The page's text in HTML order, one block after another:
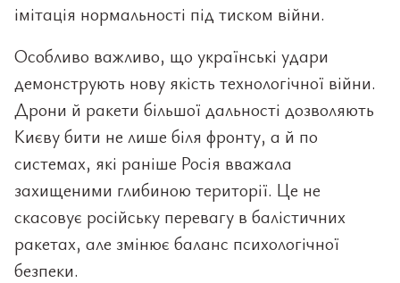
імітація нормальності під тиском війни.
Особливо важливо, що українські удари
демонструють нову якість технологічної війни.
Дрони й ракети більшої дальності дозволяють
Києву бити не лише біля фронту, а й по
системах, які раніше Росія вважала
захищеними глибиною території. Це не
скасовує російську перевагу в балістичних
ракетах, але змінює баланс психологічної
безпеки.